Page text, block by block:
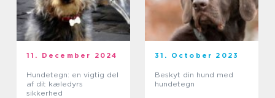
11. December 2024
Hundetegn: en vigtig del
af dit kæledyrs
sikkerhed
31. October 2023
Beskyt din hund med
hundetegn